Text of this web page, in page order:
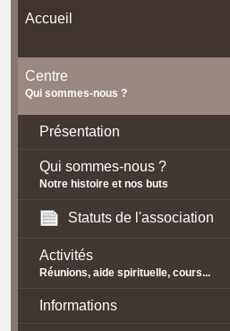
Accueil
Centre
Qui sommes-nous ?
Présentation
Qui sommes-nous ?
Notre histoire et nos buts
Statuts de l'association
Activités
Réunions, aide spirituelle, cours...
Informations